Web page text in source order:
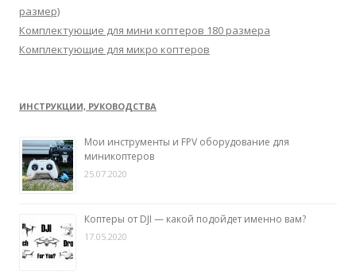
размер)
Комплектующие для мини коптеров 180 размера
Комплектующие для микро коптеров
ИНСТРУКЦИИ, РУКОВОДСТВА
Мои инструменты и FPV оборудование для
миникоптеров
25.07.2020
Коптеры от DJI — какой подойдет именно вам?
17.05.2020